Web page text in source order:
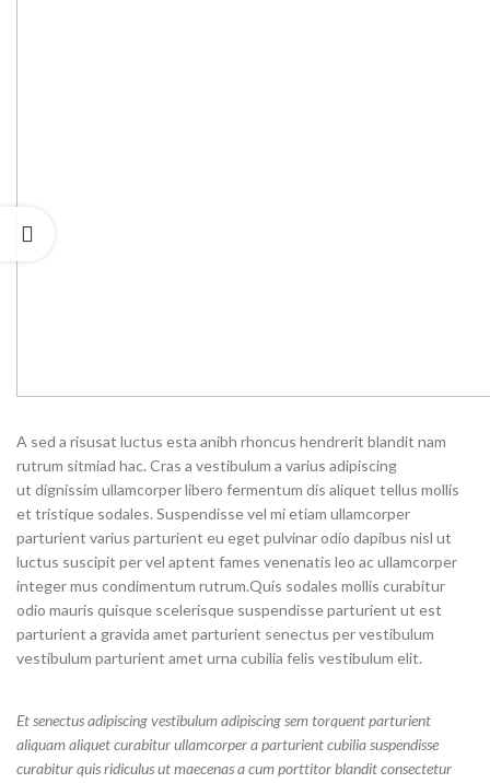
A sed a risusat luctus esta anibh rhoncus hendrerit blandit nam
rutrum sitmiad hac. Cras a vestibulum a varius adipiscing
ut dignissim ullamcorper libero fermentum dis aliquet tellus mollis
et tristique sodales. Suspendisse vel mi etiam ullamcorper
parturient varius parturient eu eget pulvinar odio dapibus nisl ut
luctus suscipit per vel aptent fames venenatis leo ac ullamcorper
integer mus condimentum rutrum.Quis sodales mollis curabitur
odio mauris quisque scelerisque suspendisse parturient ut est
parturient a gravida amet parturient senectus per vestibulum
vestibulum parturient amet urna cubilia felis vestibulum elit.
Et senectus adipiscing vestibulum adipiscing sem torquent parturient
aliquam aliquet curabitur ullamcorper a parturient cubilia suspendisse
curabitur quis ridiculus ut maecenas a cum porttitor blandit consectetur